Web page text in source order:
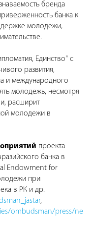
бренда
банка к
молодежи,
Единство" с
развития,
и международного
молодежь, несмотря
расширит
молодежи в
проекта
банка в
Endowment for
при
в РК и др.
,
ombudsman/press/ne